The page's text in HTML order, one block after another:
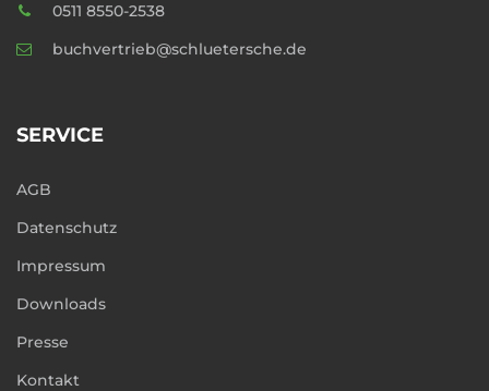
0511 8550-2538
buchvertrieb@schluetersche.de
SERVICE
AGB
Datenschutz
Impressum
Downloads
Presse
Kontakt